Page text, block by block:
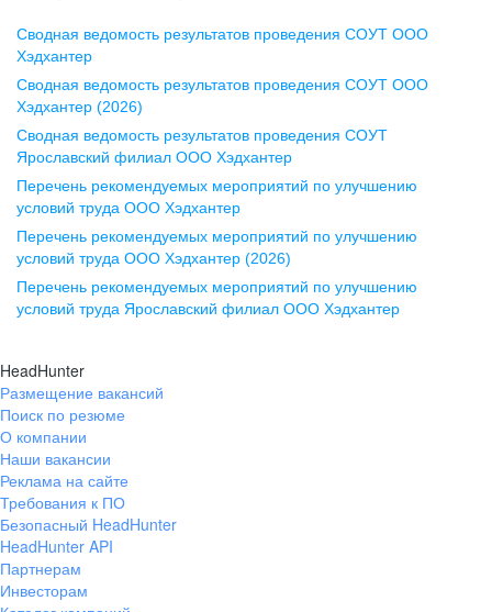
Воронеж
ул. Комиссаржевской, д. 10,
офис 1212
+7 473 280-05-05
pr@vrn.hh.ru
ул. Спартаковская, д. 2А, этаж 3,
помещение 15
+7 843 212-12-50
Екатеринбург
ул. Боевых Дружин, стр. 20,
+7 343 226-79-99
pr@ural.hh.ru
ул. Янковского, д. 169, 7 этаж,
Сводная ведомость результатов проведения СОУТ ООО
Хэдхантер
Сводная ведомость результатов проведения СОУТ ООО
Хэдхантер (2026)
Сводная ведомость результатов проведения СОУТ
Ярославский филиал ООО Хэдхантер
Перечень рекомендуемых мероприятий по улучшению
условий труда ООО Хэдхантер
Перечень рекомендуемых мероприятий по улучшению
условий труда ООО Хэдхантер (2026)
Перечень рекомендуемых мероприятий по улучшению
условий труда Ярославский филиал ООО Хэдхантер
HeadHunter
Размещение вакансий
Поиск по резюме
О компании
Наши вакансии
Реклама на сайте
Требования к ПО
Безопасный HeadHunter
HeadHunter API
Партнерам
Инвесторам